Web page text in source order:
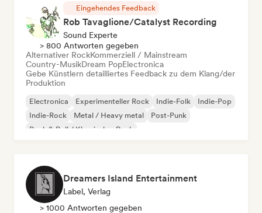
Eingehendes Feedback
Rob Tavaglione/Catalyst Recording
Sound Experte
> 800 Antworten gegeben
Alternativer RockKommerziell / Mainstream
Country-MusikDream PopElectronica
Gebe Künstlern detailliertes Feedback zu dem Klang/der
Produktion
Electronica Experimenteller Rock Indie-Folk
Indie-Pop
Indie-Rock
Metal / Heavy metal
Post-Punk
Rock & Roll / Klassischer Rock
Dreamers Island Entertainment
Label, Verlag
> 1000 Antworten gegeben